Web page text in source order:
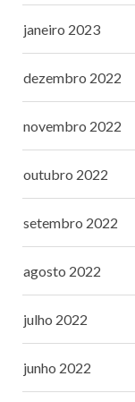
janeiro 2023
dezembro 2022
novembro 2022
outubro 2022
setembro 2022
agosto 2022
julho 2022
junho 2022